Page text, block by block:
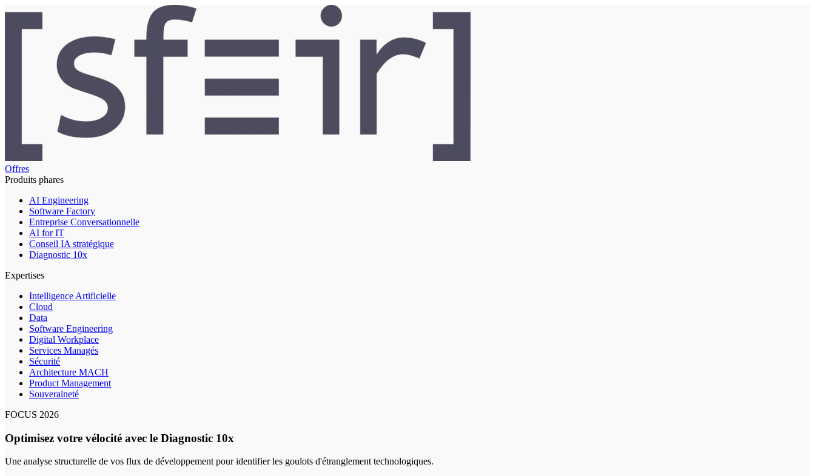
Offres
Produits phares
AI Engineering
Software Factory
Entreprise Conversationnelle
AI for IT
Conseil IA stratégique
Diagnostic 10x
Expertises
Intelligence Artificielle
Cloud
Data
Software Engineering
Digital Workplace
Services Managés
Sécurité
Architecture MACH
Product Management
Souveraineté
FOCUS 2026
Optimisez votre vélocité avec le Diagnostic 10x
Une analyse structurelle de vos flux de développement pour identifier les goulots d'étranglement technologiques.